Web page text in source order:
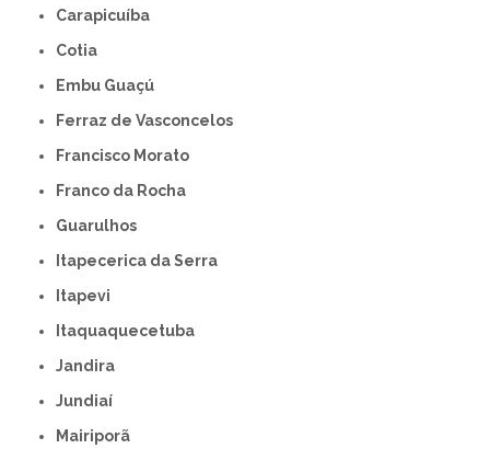
Carapicuíba
Cotia
Embu Guaçú
Ferraz de Vasconcelos
Francisco Morato
Franco da Rocha
Guarulhos
Itapecerica da Serra
Itapevi
Itaquaquecetuba
Jandira
Jundiaí
Mairiporã